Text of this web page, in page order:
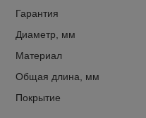
Гарантия
Диаметр, мм
Материал
Общая длина, мм
Покрытие